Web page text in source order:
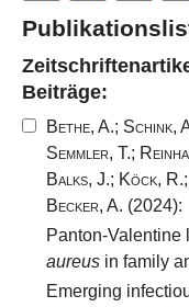
Beiträge:
Bethe, A.; Schink,
Semmler, T.;
Balks, J.; Köck, R.;
Becker, A. (2024):
Panton-
aureus in family
Emerging